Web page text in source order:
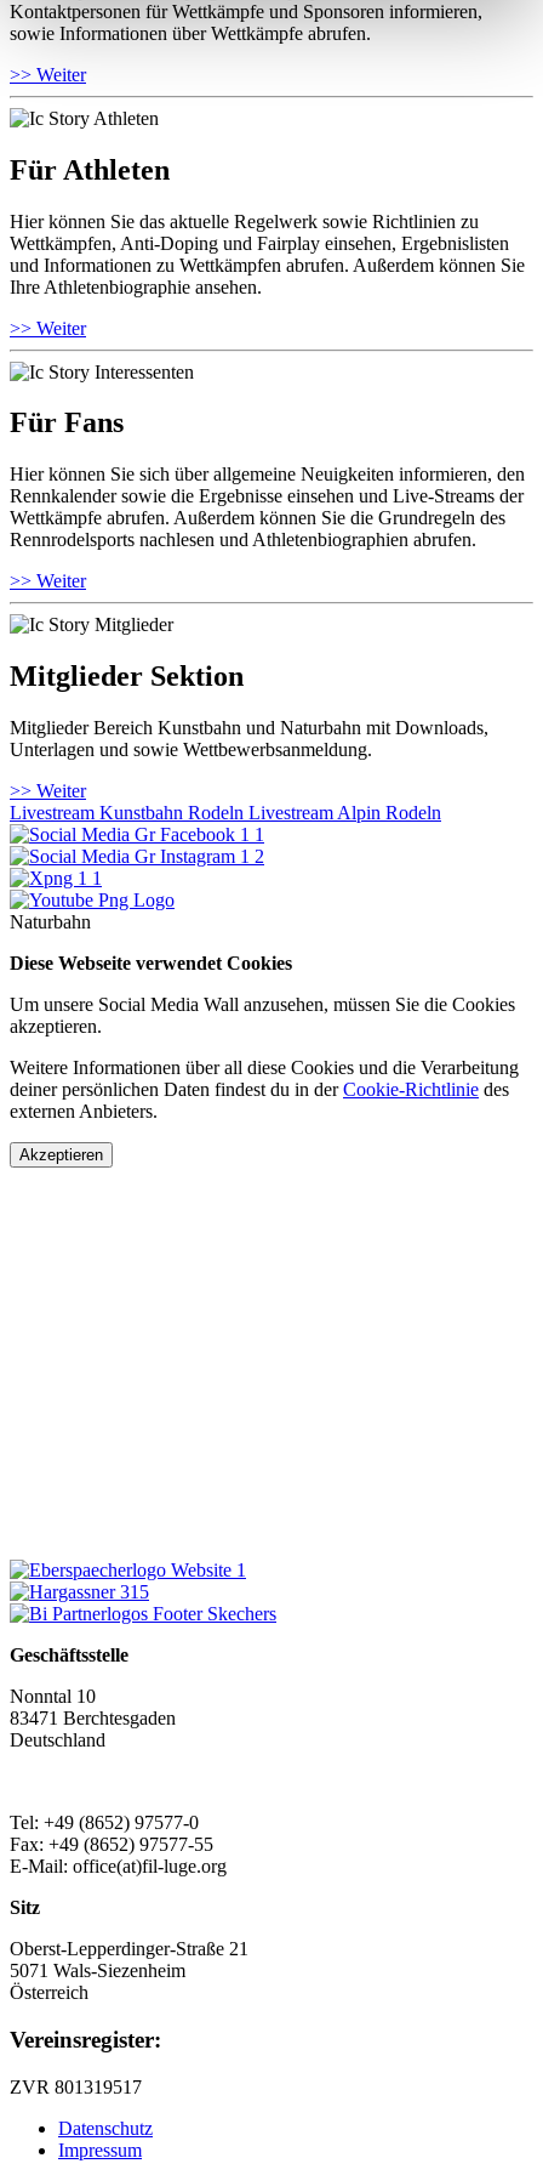
Kontaktpersonen für Wettkämpfe und Sponsoren informieren,
sowie Informationen über Wettkämpfe abrufen.
>> Weiter
Für Athleten
Hier können Sie das aktuelle Regelwerk sowie Richtlinien zu
Wettkämpfen, Anti-Doping und Fairplay einsehen, Ergebnislisten
und Informationen zu Wettkämpfen abrufen. Außerdem können Sie
Ihre Athletenbiographie ansehen.
>> Weiter
Für Fans
Hier können Sie sich über allgemeine Neuigkeiten informieren, den
Rennkalender sowie die Ergebnisse einsehen und Live-Streams der
Wettkämpfe abrufen. Außerdem können Sie die Grundregeln des
Rennrodelsports nachlesen und Athletenbiographien abrufen.
>> Weiter
Mitglieder Sektion
Mitglieder Bereich Kunstbahn und Naturbahn mit Downloads,
Unterlagen und sowie Wettbewerbsanmeldung.
>> Weiter
Livestream Kunstbahn Rodeln Livestream Alpin Rodeln
Naturbahn
Diese Webseite verwendet Cookies
Um unsere Social Media Wall anzusehen, müssen Sie die Cookies
akzeptieren.
Weitere Informationen über all diese Cookies und die Verarbeitung
deiner persönlichen Daten findest du in derCookie-Richtlinie des
externen Anbieters.
Akzeptieren
Geschäftsstelle
Nonntal 10
83471 Berchtesgaden
Deutschland
Tel: +49 (8652) 97577-0
Fax: +49 (8652) 97577-55
E-Mail: office(at)fil-luge.org
Sitz
Oberst-Lepperdinger-Straße 21
5071 Wals-Siezenheim
Österreich
Vereinsregister:
ZVR 801319517
Datenschutz
Impressum